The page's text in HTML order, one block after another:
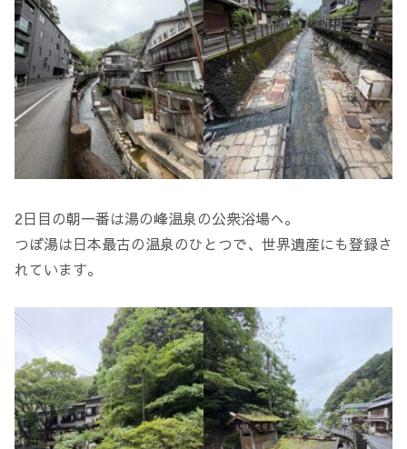
2日目の朝一番は湯の峰温泉の公衆浴場へ。
つぼ湯は日本最古の温泉のひとつで、世界遺産にも登録さ
れています。